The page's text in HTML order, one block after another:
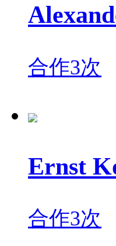
合作3次
Ernst
合作3次